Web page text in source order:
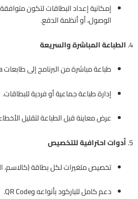
إمكانية إعداد البطاقات لتكون
الوصول، أو أنظمة الدفع.
4. الطباعة المباشرة والسريعة
طباعة مباشرة من البرنامج إلى طابعات Zebra المختلفة.
إدارة طباعة جماعية أو فردية للبطاقات.
عرض معاينة قبل الطباعة لتقليل
5. أدوات احترافية للتخصيص
تخصيص متغيرات لكل بطاقة (كالاسم،
دعم كامل للباركود بأنواعه وQR Code.